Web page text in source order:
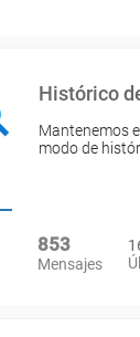
Histórico
Mantenemos
modo de
853
Mensajes